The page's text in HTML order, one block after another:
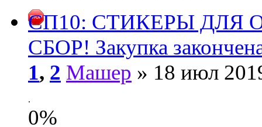
СП10: СТИКЕРЫ
СБОР! Закупка
1, 2 Машер » 18 июл
.
0%